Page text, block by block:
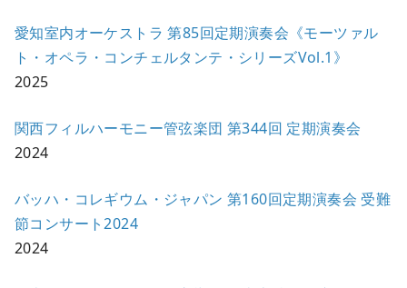
愛知室内オーケストラ 第85回定期演奏会《モーツァル
ト・オペラ・コンチェルタンテ・シリーズVol.1》
2025
関西フィルハーモニー管弦楽団 第344回 定期演奏会
2024
バッハ・コレギウム・ジャパン 第160回定期演奏会 受難
節コンサート2024
2024